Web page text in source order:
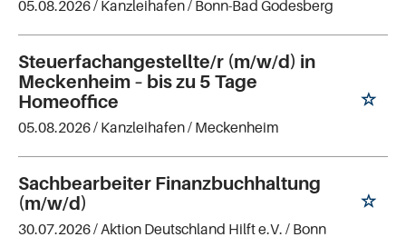
05.08.2026 / Kanzleihafen/ Bonn-Bad Godesberg
Steuerfachangestellte/r (m/w/d) in
Meckenheim – bis zu 5 Tage
Homeoffice
05.08.2026 / Kanzleihafen/ Meckenheim
Sachbearbeiter Finanzbuchhaltung
(m/w/d)
30.07.2026 / Aktion Deutschland Hilft e.V. / Bonn